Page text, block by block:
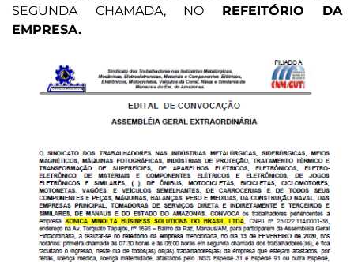
SEGUNDA CHAMADA, NO REFEITÓRIO DA
EMPRESA.